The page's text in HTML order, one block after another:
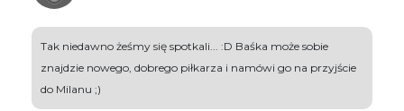
Tak niedawno żeśmy się spotkali... :D Baśka może sobie
znajdzie nowego, dobrego piłkarza i namówi go na przyjście
do Milanu ;)